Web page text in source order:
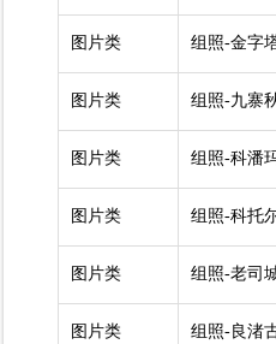
图片类 组照-金字
图片类 组照-九寨
图片类 组照-科潘
图片类 组照-科托
图片类 组照-老司
图片类 组照-良渚